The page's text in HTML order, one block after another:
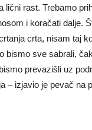
lični rast. Trebamo
i koračati dalje.
crta, nisam taj
bismo sve sabrali,
prevazišli uz
– izjavio je pevač na